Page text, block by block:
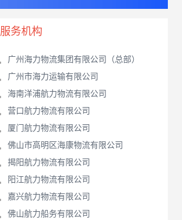
服务机构
广州海力物流集团有限公司（总部）
广州市海力运输有限公司
海南洋浦航力物流有限公司
营口航力物流有限公司
厦门航力物流有限公司
佛山市高明区海康物流有限公司
揭阳航力物流有限公司
阳江航力物流有限公司
嘉兴航力物流有限公司
佛山航力船务有限公司